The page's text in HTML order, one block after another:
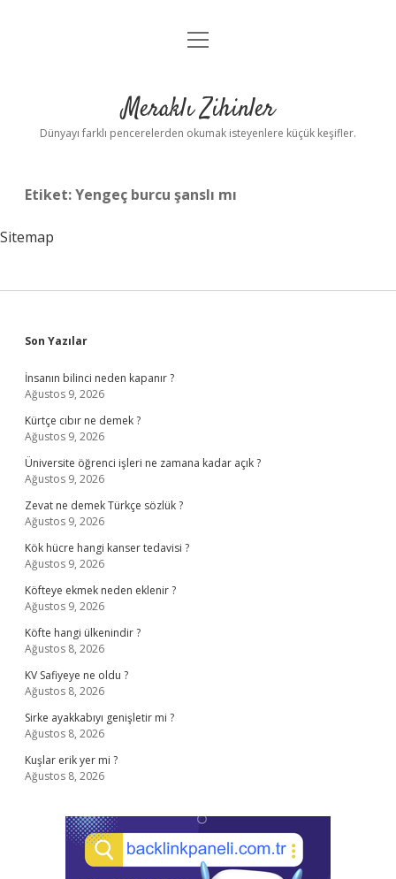
Anasayfa
Yasal Uyarı
menüyü
Meraklı Zihinler
Dünyayı farklı pencerelerden okumak isteyenlere küçük keşifler.
Etiket:Yengeç burcu şanslı mı
Sitemap
Sidebar
Son Yazılar
İnsanın bilinci neden kapanır ?
Ağustos 9, 2026
Kürtçe cıbır ne demek ?
Ağustos 9, 2026
Üniversite öğrenci işleri ne zamana kadar açık ?
Ağustos 9, 2026
Zevat ne demek Türkçe sözlük ?
Ağustos 9, 2026
Kök hücre hangi kanser tedavisi ?
Ağustos 9, 2026
Köfteye ekmek neden eklenir ?
Ağustos 9, 2026
Köfte hangi ülkenindir ?
Ağustos 8, 2026
KV Safiyeye ne oldu ?
Ağustos 8, 2026
Sirke ayakkabıyı genişletir mi ?
Ağustos 8, 2026
Kuşlar erik yer mi ?
Ağustos 8, 2026